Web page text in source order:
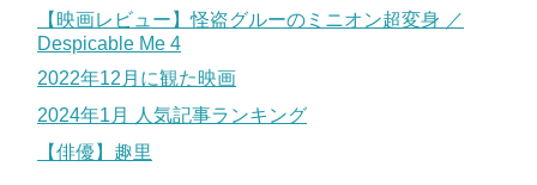
【映画レビュー】怪盗グルーのミニオン超変身 ／
Despicable Me 4
2022年12月に観た映画
2024年1月 人気記事ランキング
【俳優】趣里